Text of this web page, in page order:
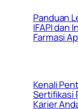
Panduan
IFAPI dan
Farmasi
Kenali
Sertifikasi
Karier